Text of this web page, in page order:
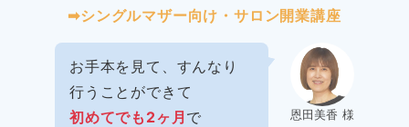
➡︎シングルマザー向け・サロン開業講座
恩田美香 様
お手本を見て、すんなり
行うことができて
初めてでも2ヶ月 で